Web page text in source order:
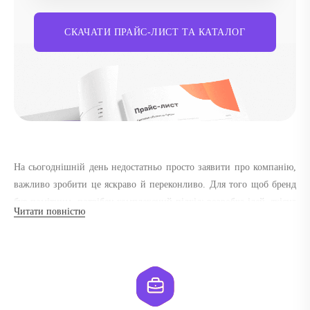
СКАЧАТИ ПРАЙС-ЛИСТ ТА КАТАЛОГ
На сьогоднішній день недостатньо просто заявити про компанію,
важливо зробити це яскраво й переконливо. Для того щоб бренд
був помітним, потрібен комплексний підхід: розробка ідей, якісна
реалізація та грамотне просування. Саме тому багато компаній
бізнесу впевнено вирізнятися, а також зростати у столиці та по
Читати повністю